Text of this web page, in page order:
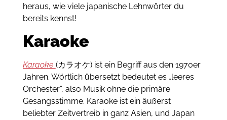
heraus, wie viele japanische Lehnwörter du
bereits kennst!
Karaoke
Karaoke (カラオケ) ist ein Begriff aus den 1970er
Jahren. Wörtlich übersetzt bedeutet es „leeres
Orchester“, also Musik ohne die primäre
Gesangsstimme. Karaokeist ein äußerst
beliebter Zeitvertreib in ganz Asien, und Japan